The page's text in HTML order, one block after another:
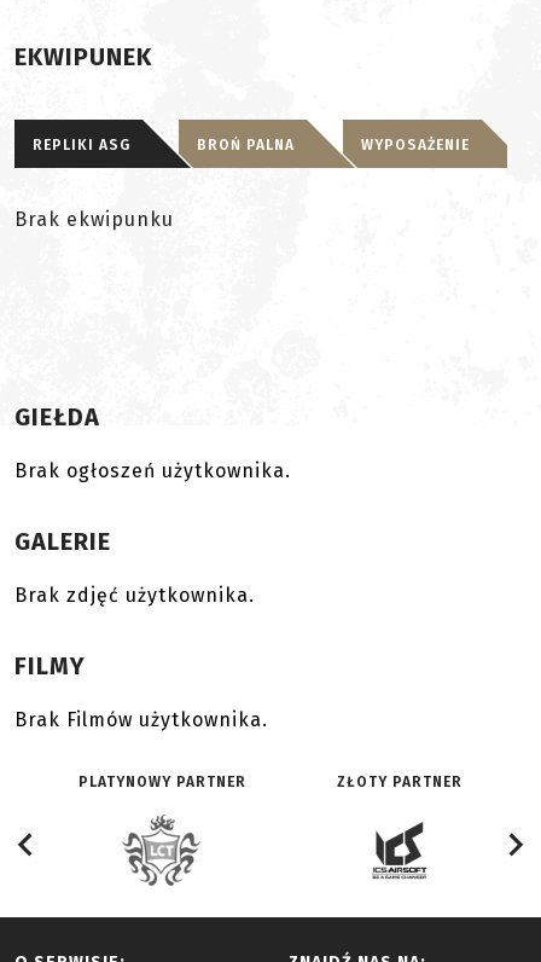
EKWIPUNEK
REPLIKI ASG BROŃ PALNA WYPOSAŻENIE
Brak ekwipunku
GIEŁDA
Brak ogłoszeń użytkownika.
GALERIE
Brak zdjęć użytkownika.
FILMY
Brak Filmów użytkownika.
PLATYNOWY PARTNER ZŁOTY PARTNER